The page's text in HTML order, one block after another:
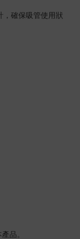
，確保吸管使用狀
品。